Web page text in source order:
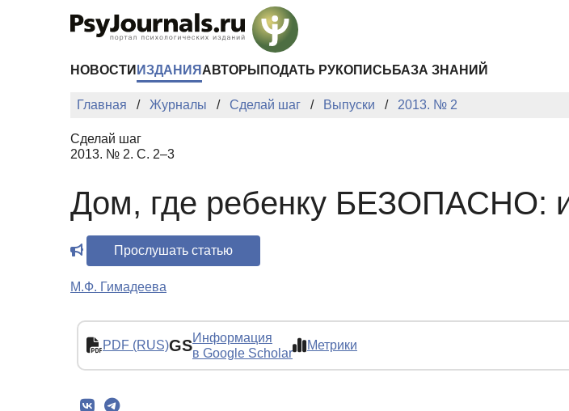
НОВОСТИ ИЗДАНИЯ АВТОРЫ ПОДАТЬ РУКОПИСЬ БАЗА ЗНАНИЙ
Главная Журналы Сделай шаг Выпуски 2013. № 2
Сделай шаг
2013. № 2. С. 2–3
Дом, где ребенку БЕЗОПАСНО:
Прослушать статью
М.Ф. Гимадеева
PDF (RUS)GSИнформация
в Google Scholar
Метрики